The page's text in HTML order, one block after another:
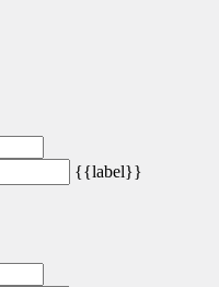
{{label}}